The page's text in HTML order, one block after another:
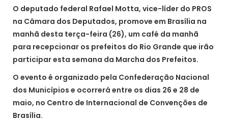
O deputado federal Rafael Motta, vice-líder do PROS
na Câmara dos Deputados, promove em Brasília na
manhã desta terça-feira (26), um café da manhã
para recepcionar os prefeitos do Rio Grande que irão
participar esta semana da Marcha dos Prefeitos.
O evento é organizado pela Confederação Nacional
dos Municípios e ocorrerá entre os dias 26 e 28 de
maio, no Centro de Internacional de Convenções de
Brasília.